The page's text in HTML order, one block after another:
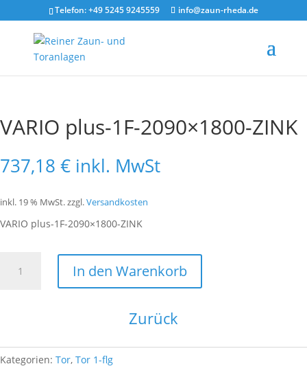
Telefon: +49 5245 9245559 info@zaun-rheda.de
Tor/Tor 1-flg
VARIO plus-1F-2090×1800-ZINK
737,18 € inkl. MwSt
inkl. 19 % MwSt.zzgl.Versandkosten
VARIO plus-1F-2090×1800-ZINK
plus-
In den Warenkorb
Zurück
Kategorien: Tor, Tor 1-flg